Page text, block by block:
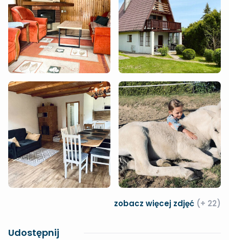
zobacz więcej zdjęć (+ 22)
Udostępnij